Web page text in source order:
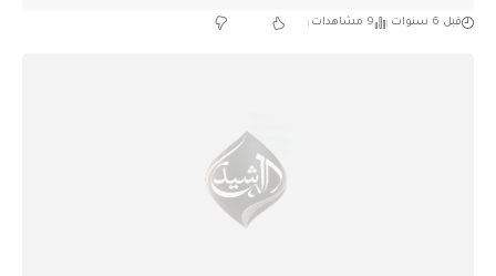
قبل 6 سنوات 9 مشاهدات